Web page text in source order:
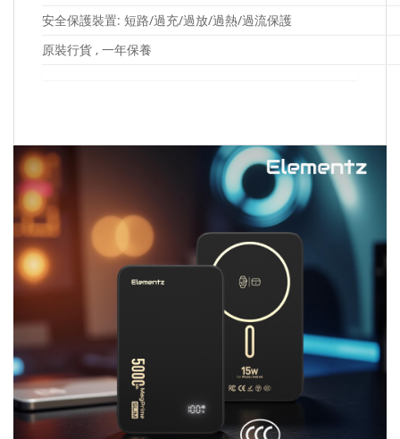
安全保護裝置: 短路/過充/過放/過熱/過流保護
原裝行貨 , 一年保養